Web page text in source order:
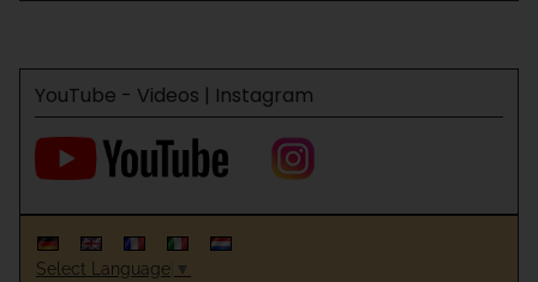
YouTube - Videos | Instagram
Select Language ▼